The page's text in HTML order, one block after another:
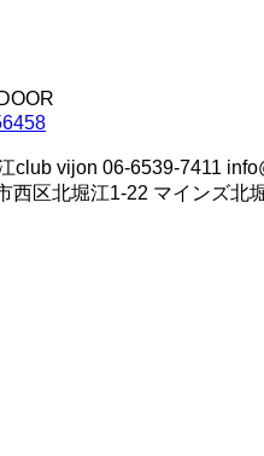
vijon 06-6539-7411
西区北堀江1-22 マインズ北